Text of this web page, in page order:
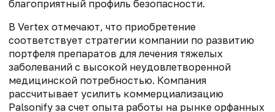
благоприятный профиль безопасности.
В Vertex отмечают, что приобретение
соответствует стратегии компании по развитию
портфеля препаратов для лечения тяжелых
заболеваний с высокой неудовлетворенной
медицинской потребностью. Компания
рассчитывает усилить коммерциализацию
Palsonify за счет опыта работы на рынке орфанных